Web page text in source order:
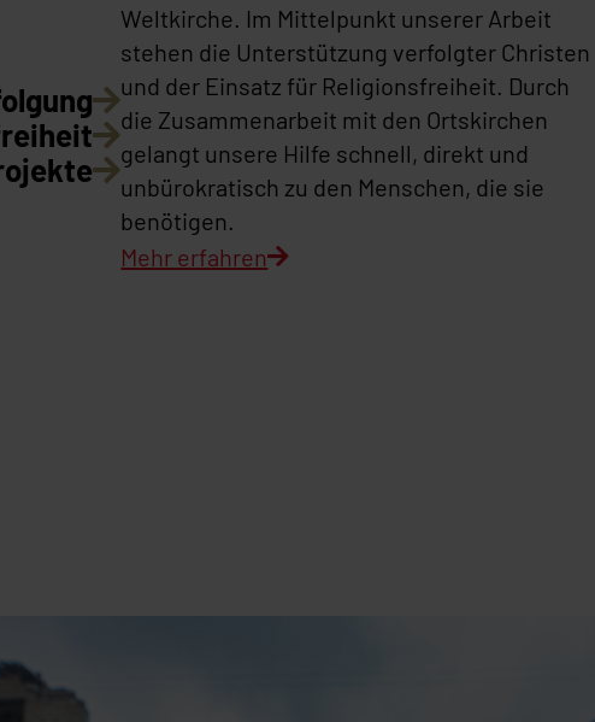
Weltkirche. Im Mittelpunkt unserer Arbeit
stehen die Unterstützung verfolgter Christen
und der Einsatz für Religionsfreiheit. Durch
die Zusammenarbeit mit den Ortskirchen
gelangt unsere Hilfe schnell, direkt und
unbürokratisch zu den Menschen, die sie
benötigen.
Mehr erfahren